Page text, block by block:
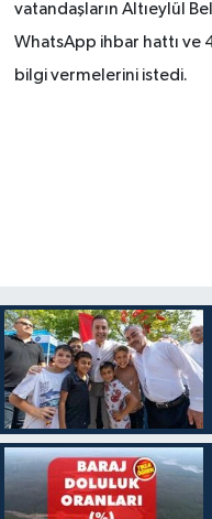
vatandaşların Altıeylül
WhatsApp ihbar hattı ve
bilgi vermelerini istedi.